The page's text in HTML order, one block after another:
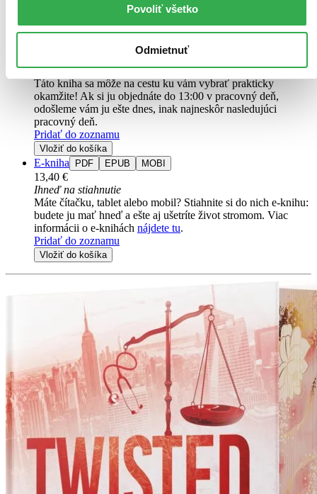
Povoliť všetko
Odmietnuť
prebudí túžbu, ktorá ohrozí všetko. Ich zakázaná láska môže zničiť
Na sklade > 5 ks
Táto kniha sa môže na cestu ku vám vybrať prakticky
okamžite! Ak si ju objednáte do 13:00 v pracovný deň,
odošleme vám ju ešte dnes, inak najneskôr nasledujúci
pracovný deň.
Pridať do zoznamu
Vložiť do košíka
E-kniha PDF EPUB MOBI
13,40 €
Ihneď na stiahnutie
Máte čítačku, tablet alebo mobil? Stiahnite si do nich e-knihu:
budete ju mať hneď a ešte aj ušetríte život stromom. Viac
informácii o e-knihách nájdete tu.
Pridať do zoznamu
Vložiť do košíka